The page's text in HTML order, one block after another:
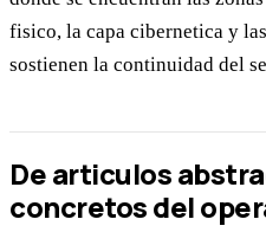
fisico, la capa cibernetica y
sostienen la continuidad del
De articulos
concretos del